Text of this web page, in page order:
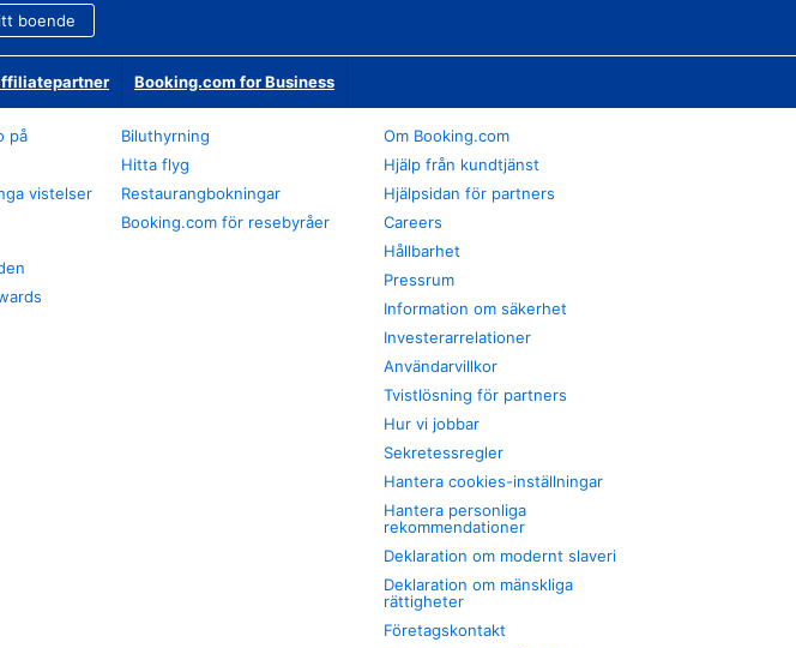
boende
Booking.com for Business
på
vistelser
Biluthyrning
Hitta flyg
Restaurangbokningar
Booking.com för resebyråer
Om Booking.com
Hjälp från kundtjänst
Hjälpsidan för partners
Careers
Hållbarhet
Pressrum
Information om säkerhet
Investerarrelationer
Användarvillkor
Tvistlösning för partners
Hur vi jobbar
Sekretessregler
Hantera cookies-inställningar
Hantera personliga
rekommendationer
Deklaration om modernt slaveri
Deklaration om mänskliga
rättigheter
Företagskontakt